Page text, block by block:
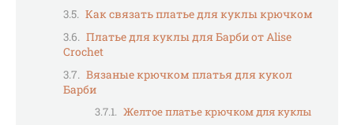
Как связать платье для куклы крючком
Платье для куклы для Барби от Alise
Crochet
Вязаные крючком платья для кукол
Барби
Желтое платье крючком для куклы